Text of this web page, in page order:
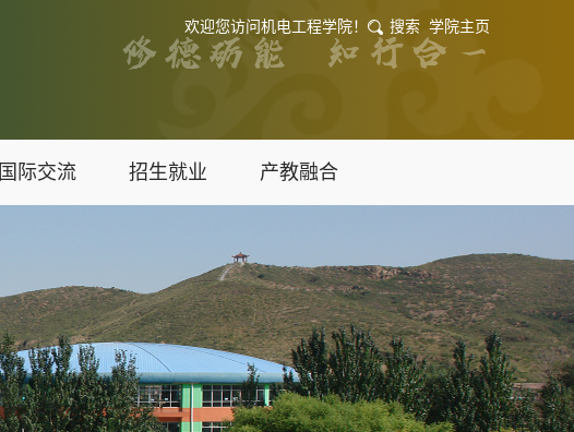
欢迎您访问机电工程学院！ 搜索 学院主页
国际交流 招生就业 产教融合